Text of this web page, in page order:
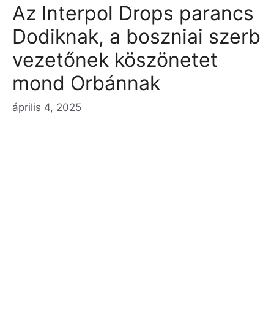
Az Interpol Drops parancs
Dodiknak, a boszniai szerb
vezetőnek köszönetet
mond Orbánnak
április 4, 2025